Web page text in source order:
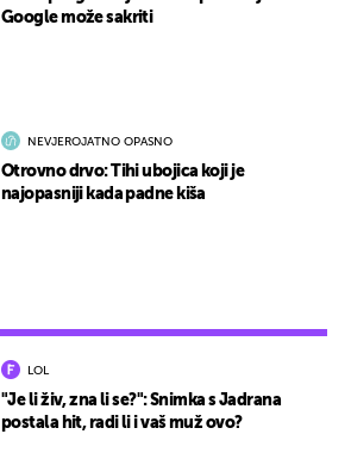
LOL
"Je li živ, zna li se?": Snimka s Jadrana
postala hit, radi li i vaš muž ovo?
Google može sakriti
NEVJEROJATNO OPASNO
Otrovno drvo: Tihi ubojica koji je
najopasniji kada padne kiša